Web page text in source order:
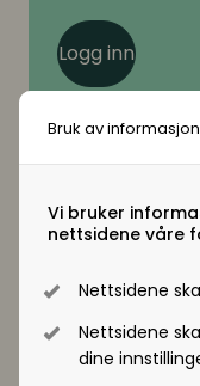
Bruk av
Vi bruker
nettsidene våre
Nettsidene
Nettsidene
dine
Logg inn
Jobber du i
ansatte